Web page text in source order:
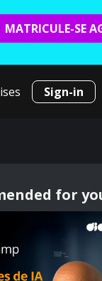
MATRICULE-SE
Sign-in
for